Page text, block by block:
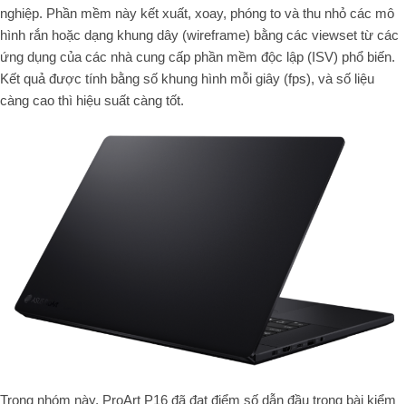
nghiệp. Phần mềm này kết xuất, xoay, phóng to và thu nhỏ các mô
hình rắn hoặc dạng khung dây (wireframe) bằng các viewset từ các
ứng dụng của các nhà cung cấp phần mềm độc lập (ISV) phổ biến.
Kết quả được tính bằng số khung hình mỗi giây (fps), và số liệu
càng cao thì hiệu suất càng tốt.
Trong nhóm này, ProArt P16 đã đạt điểm số dẫn đầu trong bài kiểm